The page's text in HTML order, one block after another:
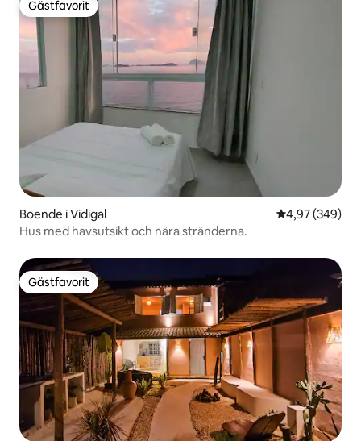
Gästfavorit
Gästfavorit
Boende i Vidigal 4,97 av 5 i
4,97 (349)
Hus med havsutsikt och nära stränderna.
Gästfavorit
Gästfavorit